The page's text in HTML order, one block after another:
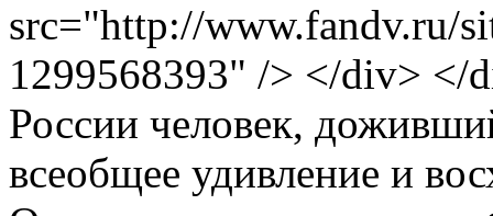
src="http://www.fandv.ru/
1299568393" /> </div> </
России человек,
всеобщее удивление и